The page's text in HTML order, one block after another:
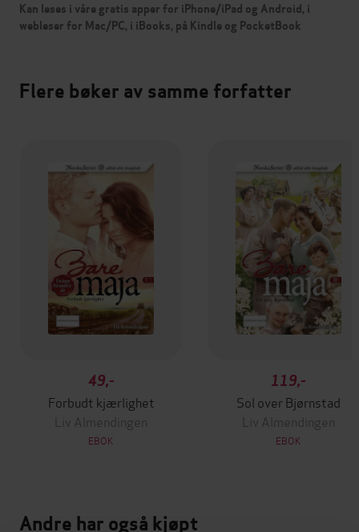
Kan leses i våre gratis apper for iPhone/iPad og Android, i
webleser for Mac/PC, i iBooks, på Kindle og PocketBook
Flere bøker av samme forfatter
49,-
Forbudt kjærlighet
Liv Almendingen
EBOK
119,-
Sol over Bjørnstad
Liv Almendingen
EBOK
Andre har også kjøpt